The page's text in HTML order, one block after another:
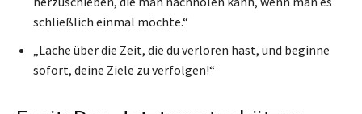
schließlich einmal möchte.“
„Lache über die Zeit, die du verloren hast, und beginne
sofort, deine Ziele zu verfolgen!“